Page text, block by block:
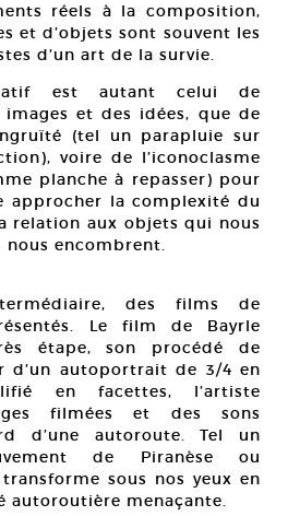
réels à la composition,
et d’objets sont souvent les
d’un art de la survie.
est autant celui de
images et des idées, que de
(tel un parapluie sur
voire de l’iconoclasme
planche à repasser) pour
approcher la complexité du
relation aux objets qui nous
encombrent.
des films de
Le film de Bayrle
étape, son procédé de
d’un autoportrait de 3/4 en
en facettes, l’artiste
filmées et des sons
d’une autoroute. Tel un
de Piranèse ou
sous nos yeux en
autoroutière menaçante.